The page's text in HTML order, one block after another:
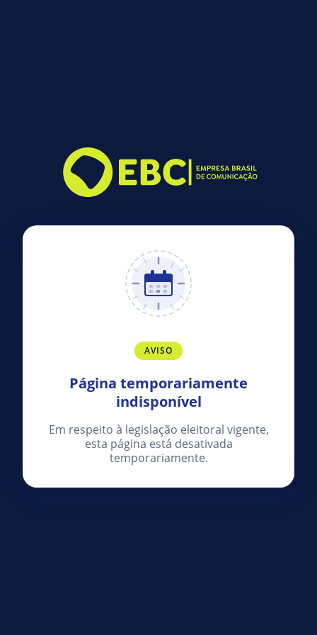
AVISO
Página temporariamente
indisponível
Em respeito à legislação eleitoral vigente,
esta página está desativada
temporariamente.